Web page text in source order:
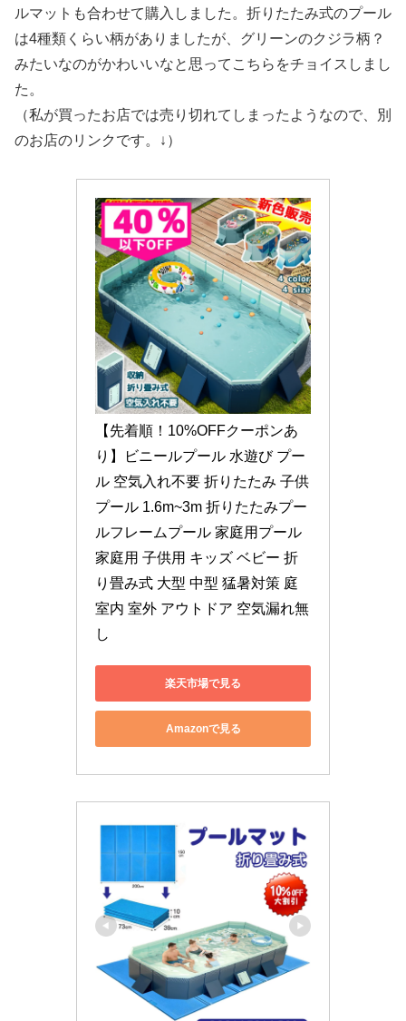
ルマットも合わせて購入しました。折りたたみ式のプール
は4種類くらい柄がありましたが、グリーンのクジラ柄？
みたいなのがかわいいなと思ってこちらをチョイスしまし
た。
（私が買ったお店では売り切れてしまったようなので、別
のお店のリンクです。↓）
【先着順！10%OFFクーポンあ
り】ビニールプール 水遊び プー
ル 空気入れ不要 折りたたみ 子供
プール 1.6m~3m 折りたたみプー
ルフレームプール 家庭用プール
家庭用 子供用 キッズ ベビー 折
り畳み式 大型 中型 猛暑対策 庭
室内 室外 アウトドア 空気漏れ無
し
楽天市場で見る
Amazonで見る